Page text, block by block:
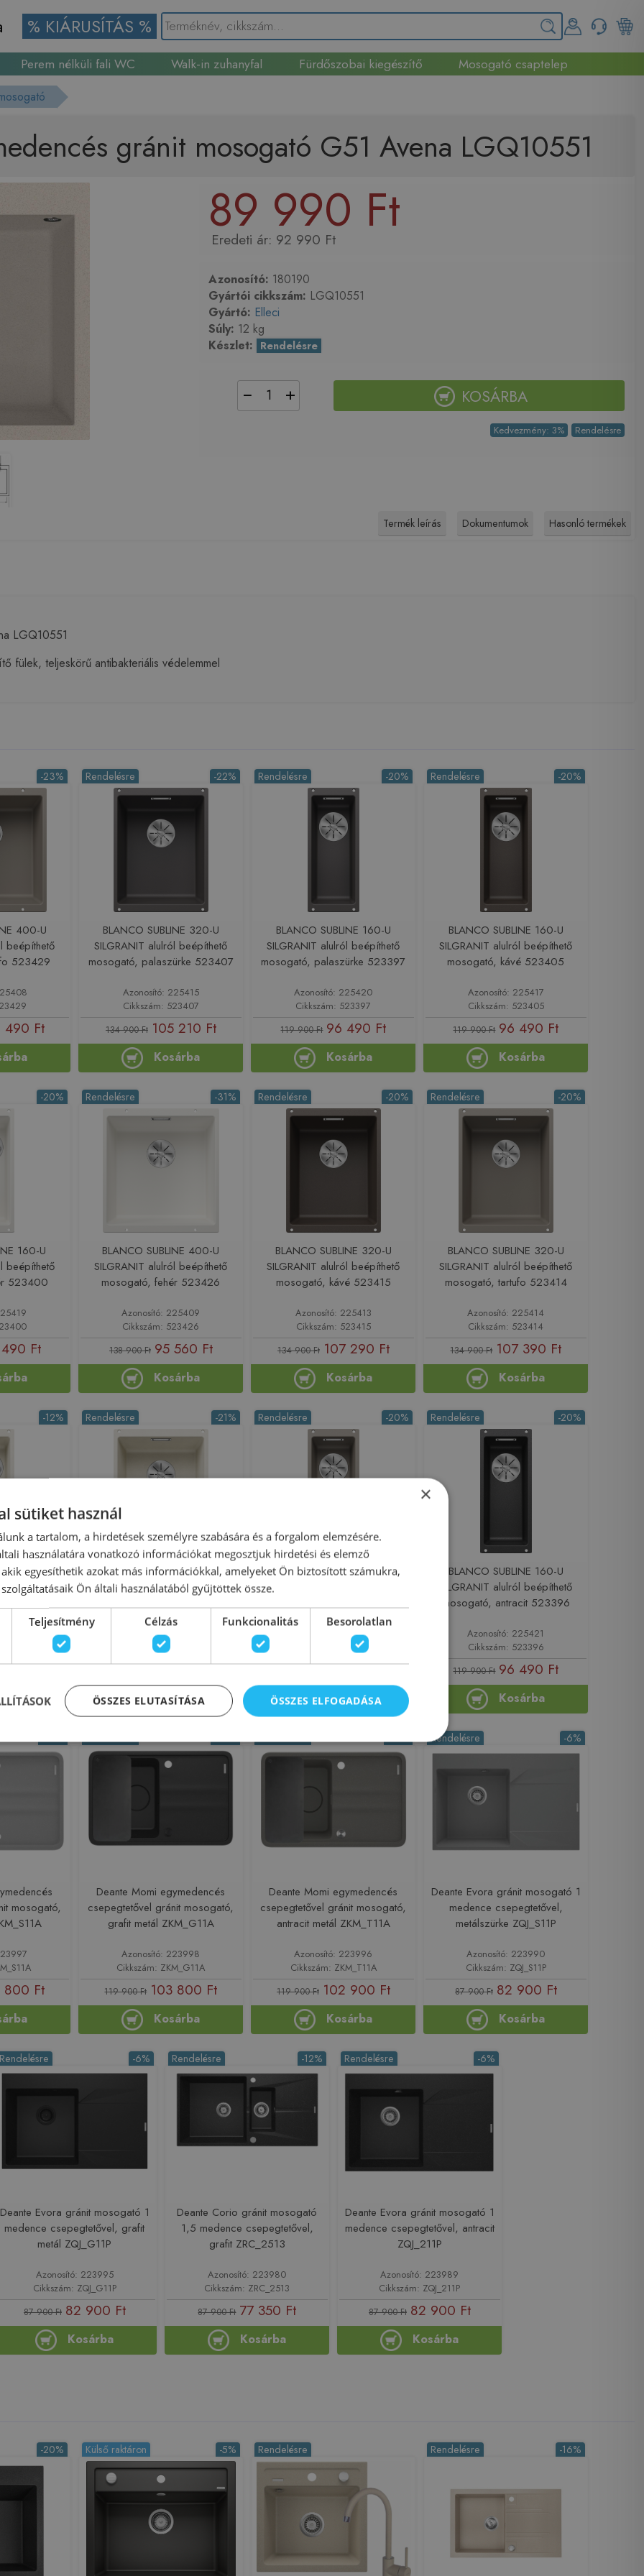
% KIÁRUSÍTÁS %
Perem nélküli fali WC Walk-in zuhanyfal Fürdőszobai kiegészítő
Mosogató csaptelep
gránit mosogató G51 Avena LGQ10551
89 990 Ft
92 990 Ft
Azonosító: 180190
Gyártói cikkszám: LGQ10551
Gyártó: Elleci
Súly: 12 kg
Készlet: Rendelésre
KOSÁRBA
− +
Kedvezmény: 3% Rendelésre
Termék leírás Dokumentumok Hasonló termékek
LGQ10551
fülek, teljeskörű antibakteriális védelemmel
-23%
400-U
beépíthető
523429
490 Ft
-22%
Rendelésre
BLANCO SUBLINE 320-U
SILGRANIT alulról beépíthető
mosogató, palaszürke 523407
Azonosító: 225415
Cikkszám: 523407
134 900 Ft 105 210 Ft
Kosárba
-20%
Rendelésre
BLANCO SUBLINE 160-U
SILGRANIT alulról beépíthető
mosogató, palaszürke 523397
Azonosító: 225420
Cikkszám: 523397
119 900 Ft 96 490 Ft
Kosárba
-20%
Rendelésre
BLANCO SUBLINE 160-U
SILGRANIT alulról beépíthető
mosogató, kávé 523405
Azonosító: 225417
Cikkszám: 523405
119 900 Ft 96 490 Ft
Kosárba
-20%
160-U
beépíthető
523400
Ft
-31%
Rendelésre
BLANCO SUBLINE 400-U
SILGRANIT alulról beépíthető
mosogató, fehér 523426
Azonosító: 225409
Cikkszám: 523426
138 900 Ft 95 560 Ft
Kosárba
-20%
Rendelésre
BLANCO SUBLINE 320-U
SILGRANIT alulról beépíthető
mosogató, kávé 523415
Azonosító: 225413
Cikkszám: 523415
134 900 Ft 107 290 Ft
Kosárba
-20%
Rendelésre
BLANCO SUBLINE 320-U
SILGRANIT alulról beépíthető
mosogató, tartufo 523414
Azonosító: 225414
Cikkszám: 523414
134 900 Ft 107 390 Ft
Kosárba
-12%
160-U
beépíthető
390 Ft
-21%
Rendelésre
BLANCO SUBLINE 320-U
SILGRANIT alulról beépíthető
Azonosító: 225411
Cikkszám: 527160
106 760 Ft
Kosárba
-20%
Rendelésre
BLANCO SUBLINE 160-U
SILGRANIT alulról beépíthető
Azonosító: 225418
Cikkszám: 523403
96 490 Ft
Kosárba
-20%
Rendelésre
BLANCO SUBLINE 160-U
SILGRANIT alulról beépíthető
mosogató, antracit 523396
Azonosító: 225421
Cikkszám: 523396
119 900 Ft 96 490 Ft
Kosárba
mosogató,
800 Ft
Deante Momi egymedencés
csepegtetővel gránit mosogató,
grafit metál ZKM_G11A
Azonosító: 223998
Cikkszám: ZKM_G11A
119 900 Ft 103 800 Ft
Kosárba
Deante Momi egymedencés
csepegtetővel gránit mosogató,
antracit metál ZKM_T11A
Azonosító: 223996
Cikkszám: ZKM_T11A
119 900 Ft 102 900 Ft
Kosárba
-6%
Rendelésre
Deante Evora gránit mosogató 1
medence csepegtetővel,
metálszürke ZQJ_S11P
Azonosító: 223990
Cikkszám: ZQJ_S11P
87 900 Ft 82 900 Ft
Kosárba
-6%
Rendelésre
Deante Evora gránit mosogató 1
medence csepegtetővel, grafit
metál ZQJ_G11P
Azonosító: 223995
Cikkszám: ZQJ_G11P
87 900 Ft 82 900 Ft
Kosárba
-12%
Rendelésre
Deante Corio gránit mosogató
1,5 medence csepegtetővel,
grafit ZRC_2513
Azonosító: 223980
Cikkszám: ZRC_2513
87 900 Ft 77 350 Ft
Kosárba
-6%
Rendelésre
Deante Evora gránit mosogató 1
medence csepegtetővel, antracit
ZQJ_211P
Azonosító: 223989
Cikkszám: ZQJ_211P
87 900 Ft 82 900 Ft
Kosárba
-20% -5%
Külső raktáron Rendelésre -16%
Rendelésre
×
sütiket használ
a tartalom, a hirdetések személyre szabására és a forgalom elemzésére.
használatára vonatkozó információkat megosztjuk hirdetési és elemző
egyesíthetik azokat más információkkal, amelyeket Ön biztosított számukra,
Ön általi használatából gyűjtöttek össze.
Teljesítmény Célzás Funkcionalitás Besorolatlan
ÖSSZES ELFOGADÁSA
ÖSSZES ELUTASÍTÁSA